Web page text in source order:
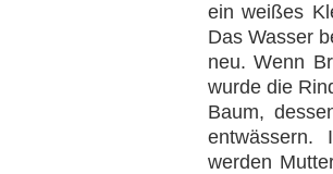
ein weißes
Das Wasser
neu. Wenn
wurde die
Baum,
entwässern.
werden